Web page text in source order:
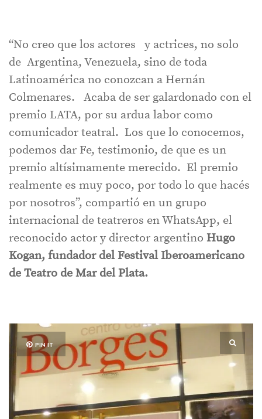
“No creo que los actores y actrices, no solo
de Argentina, Venezuela, sino de toda
Latinoamérica no conozcan a Hernán
Colmenares. Acaba de ser galardonado con el
premio LATA, por su ardua labor como
comunicador teatral. Los que lo conocemos,
podemos dar Fe, testimonio, de que es un
premio altísimamente merecido. El premio
realmente es muy poco, por todo lo que hacés
por nosotros”, compartió en un grupo
internacional de teatreros en WhatsApp, el
reconocido actor y director argentino Hugo
Kogan, fundador del Festival Iberoamericano
de Teatro de Mar del Plata.
PIN IT